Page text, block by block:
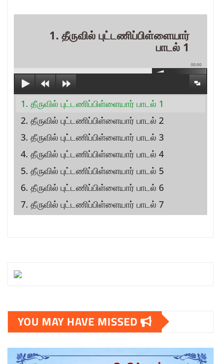
1. தீருவில் புட்டணிப்பிள்ளையார்
பாடல் 1
00:00
1. தீருவில் புட்டணிப்பிள்ளையார் பாடல் 1
2. தீருவில் புட்டணிப்பிள்ளையார் பாடல் 2
3. தீருவில் புட்டணிப்பிள்ளையார் பாடல் 3
4. தீருவில் புட்டணிப்பிள்ளையார் பாடல் 4
5. தீருவில் புட்டணிப்பிள்ளையார் பாடல் 5
6. தீருவில் புட்டணிப்பிள்ளையார் பாடல் 6
7. தீருவில் புட்டணிப்பிள்ளையார் பாடல் 7
YOU MAY HAVE MISSED